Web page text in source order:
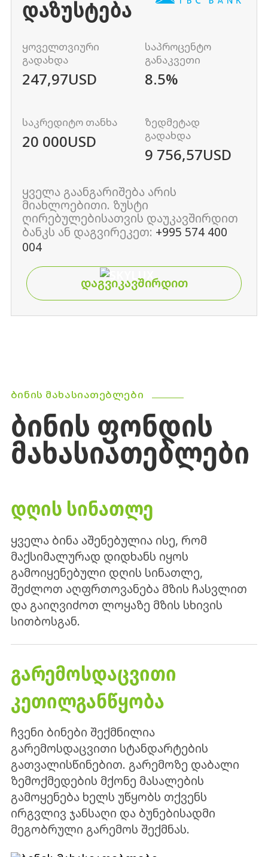
ᲓᲐᲖᲣᲡᲢᲔᲑᲐ
ყოველთვიური
გადახდა
247,97USD
საპროცენტო
განაკვეთი
8.5%
საკრედიტო თანხა
20 000USD
ზედმეტად
გადახდა
9 756,57USD
ყველა გაანგარიშება არის
მიახლოებითი. ზუსტი
ღირებულებისათვის დაუკავშირდით
ბანკს ან დაგვირეკეთ: +995 574 400
004
ᲓᲐᲒᲕᲘᲙᲐᲕᲨᲘᲠᲓᲘᲗ
ᲑᲘᲜᲘᲡ ᲛᲐᲮᲐᲡᲘᲐᲗᲔᲑᲚᲔᲑᲘ
ᲑᲘᲜᲘᲡ ᲤᲝᲜᲓᲘᲡ
ᲛᲐᲮᲐᲡᲘᲐᲗᲔᲑᲚᲔᲑᲘ
ᲓᲦᲘᲡ ᲡᲘᲜᲐᲗᲚᲔ
ყველა ბინა აშენებულია ისე, რომ
მაქსიმალურად დიდხანს იყოს
გამოიყენებული დღის სინათლე,
შეძლოთ აღფრთოვანება მზის ჩასვლით
და გაიღვიძოთ ლოყაზე მზის სხივის
სითბოსგან.
ᲒᲐᲠᲔᲛᲝᲡᲓᲐᲪᲕᲘᲗᲘ
ᲙᲔᲗᲘᲚᲒᲐᲜᲬᲧᲝᲑᲐ
ჩვენი ბინები შექმნილია
გარემოსდაცვითი სტანდარტების
გათვალისწინებით. გარემოზე დაბალი
ზემოქმედების მქონე მასალების
გამოყენება ხელს უწყობს თქვენს
ირგვლივ ჯანსაღი და ბუნებისადმი
მეგობრული გარემოს შექმნას.